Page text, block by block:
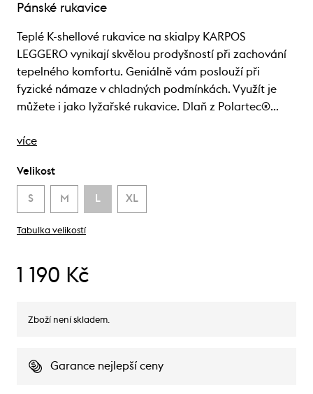
Pánské rukavice
Teplé K-shellové rukavice na skialpy KARPOS
LEGGERO vynikají skvělou prodyšností při zachování
tepelného komfortu. Geniálně vám poslouží při
fyzické námaze v chladných podmínkách. Využít je
můžete i jako lyžařské rukavice. Dlaň z Polartec®…
více
Velikost
S M L XL
Tabulka velikostí
1 190 Kč
Zboží není skladem.
Garance nejlepší ceny